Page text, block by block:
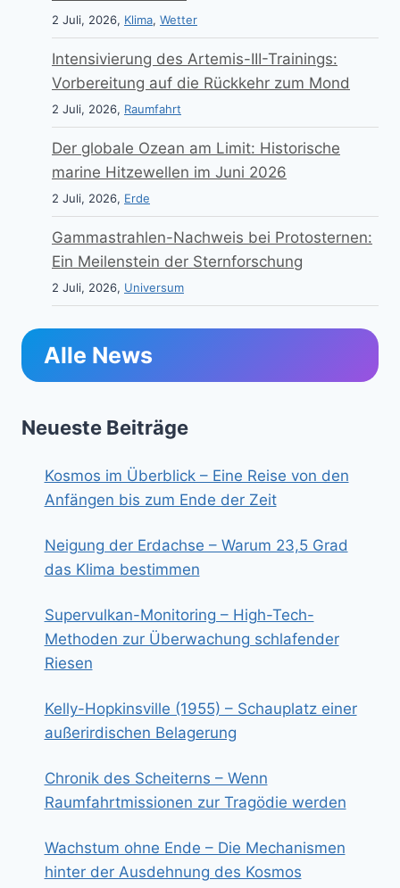
2 Juli, 2026, Klima, Wetter
Intensivierung des Artemis-III-Trainings:
Vorbereitung auf die Rückkehr zum Mond
2 Juli, 2026, Raumfahrt
Der globale Ozean am Limit: Historische
marine Hitzewellen im Juni 2026
2 Juli, 2026, Erde
Gammastrahlen-Nachweis bei Protosternen:
Ein Meilenstein der Sternforschung
2 Juli, 2026, Universum
Alle News
Neueste Beiträge
Kosmos im Überblick – Eine Reise von den
Anfängen bis zum Ende der Zeit
Neigung der Erdachse – Warum 23,5 Grad
das Klima bestimmen
Supervulkan-Monitoring – High-Tech-
Methoden zur Überwachung schlafender
Riesen
Kelly-Hopkinsville (1955) – Schauplatz einer
außerirdischen Belagerung
Chronik des Scheiterns – Wenn
Raumfahrtmissionen zur Tragödie werden
Wachstum ohne Ende – Die Mechanismen
hinter der Ausdehnung des Kosmos